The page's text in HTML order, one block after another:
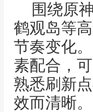
围绕原
鹤观岛等
节奏变化
素配合，
熟悉刷新
效而清晰。